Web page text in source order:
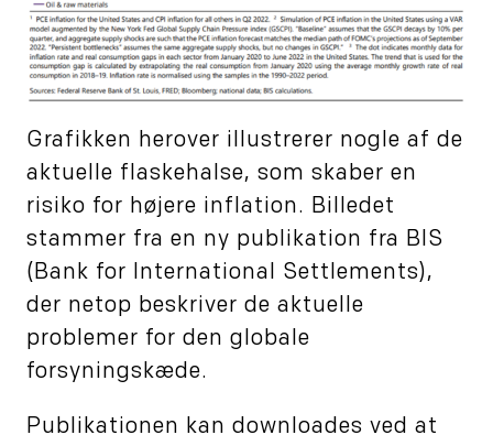
Grafikken herover illustrerer nogle af de
aktuelle flaskehalse, som skaber en
risiko for højere inflation. Billedet
stammer fra en ny publikation fra BIS
(Bank for International Settlements),
der netop beskriver de aktuelle
problemer for den globale
forsyningskæde.
Publikationen kan downloades ved at